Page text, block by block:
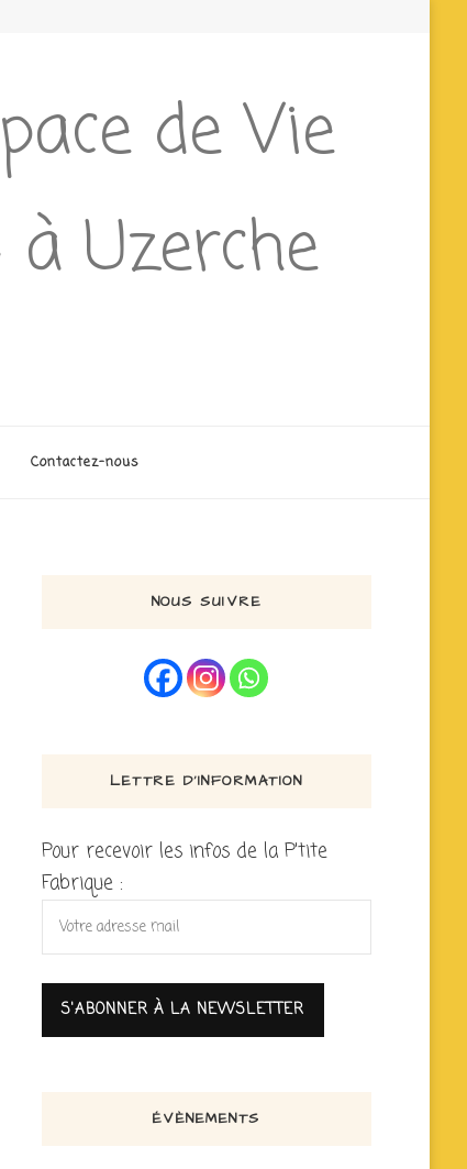
de Vie
Uzerche
Contactez-nous
NOUS SUIVRE
LETTRE D’INFORMATION
Pour recevoir les infos de la P'tite
Fabrique :
ÉVÈNEMENTS